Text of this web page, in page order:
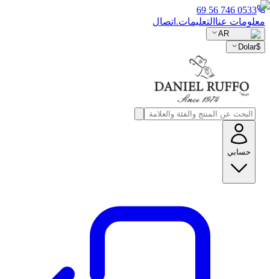
0533 746 56 69
معلومات عنا التعليمات. اتصال
AR
$
Dolar
حسابي